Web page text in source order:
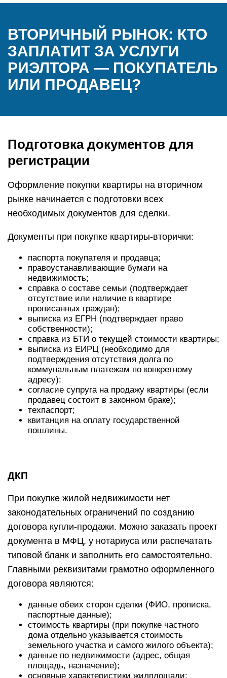
ВТОРИЧНЫЙ РЫНОК: КТО
ЗАПЛАТИТ ЗА УСЛУГИ
РИЭЛТОРА — ПОКУПАТЕЛЬ
ИЛИ ПРОДАВЕЦ?
Подготовка документов для
регистрации
Оформление покупки квартиры на вторичном
рынке начинается с подготовки всех
необходимых документов для сделки.
Документы при покупке квартиры-вторички:
паспорта покупателя и продавца;
правоустанавливающие бумаги на
недвижимость;
справка о составе семьи (подтверждает
отсутствие или наличие в квартире
прописанных граждан);
выписка из ЕГРН (подтверждает право
собственности);
справка из БТИ о текущей стоимости квартиры;
выписка из ЕИРЦ (необходимо для
подтверждения отсутствия долга по
коммунальным платежам по конкретному
адресу);
согласие супруга на продажу квартиры (если
продавец состоит в законном браке);
техпаспорт;
квитанция на оплату государственной
пошлины.
ДКП
При покупке жилой недвижимости нет
законодательных ограничений по созданию
договора купли-продажи. Можно заказать проект
документа в МФЦ, у нотариуса или распечатать
типовой бланк и заполнить его самостоятельно.
Главными реквизитами грамотно оформленного
договора являются:
данные обеих сторон сделки (ФИО, прописка,
паспортные данные);
стоимость квартиры (при покупке частного
дома отдельно указывается стоимость
земельного участка и самого жилого объекта);
данные по недвижимости (адрес, общая
площадь, назначение);
основные характеристики жилплощади;